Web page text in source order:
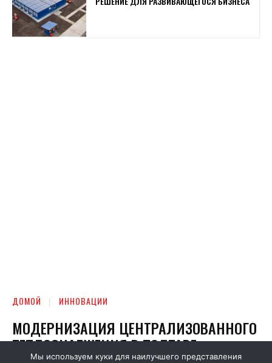
Мы используем куки для наилучшего представления